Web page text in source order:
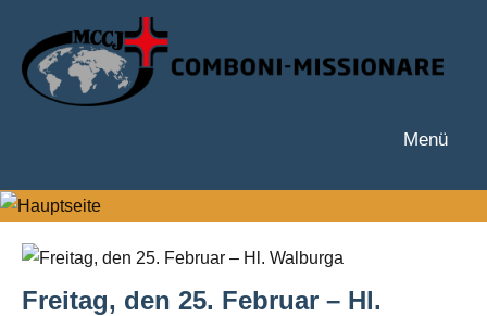
Inhalt
springen
Menü
Freitag, den 25. Februar – Hl.